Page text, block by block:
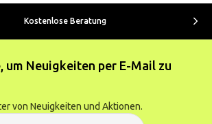
Kostenlose Beratung
um Neuigkeiten per E-Mail zu
von Neuigkeiten und Aktionen.